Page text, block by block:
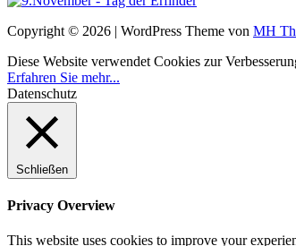
Copyright © 2026 | WordPress Theme von MH
Diese Website verwendet Cookies zur
Erfahren Sie mehr...
Datenschutz
Schließen
Privacy Overview
This website uses cookies to improve your